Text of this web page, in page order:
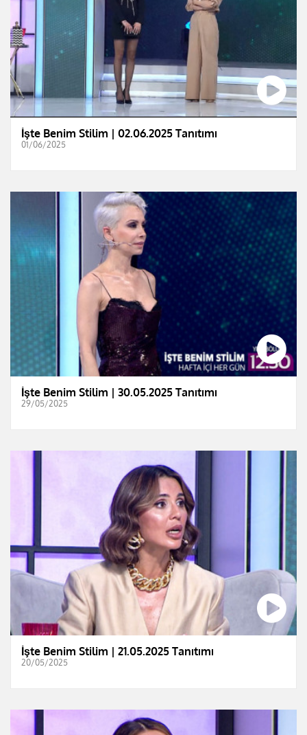
İşte Benim Stilim | 02.06.2025 Tanıtımı
01/06/2025
İşte Benim Stilim | 30.05.2025 Tanıtımı
29/05/2025
İşte Benim Stilim | 21.05.2025 Tanıtımı
20/05/2025